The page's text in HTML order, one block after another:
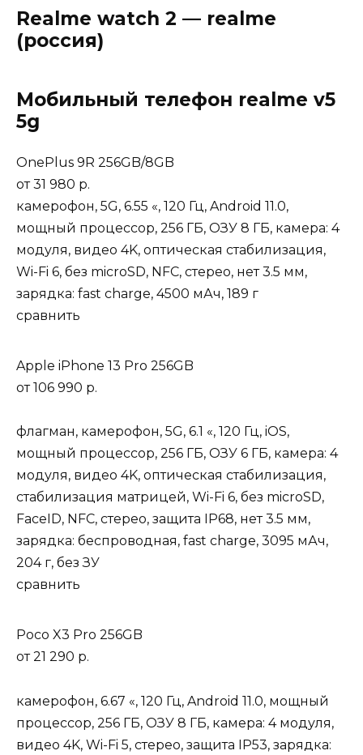
Realme watch 2 — realme
(россия)
Мобильный телефон realme v5
5g
OnePlus 9R 256GB/8GB
от31 980 р.
камерофон, 5G, 6.55 «, 120 Гц, Android 11.0,
мощный процессор, 256 ГБ, ОЗУ 8 ГБ, камера: 4
модуля, видео 4K, оптическая стабилизация,
Wi-Fi 6, без microSD, NFC, стерео, нет 3.5 мм,
зарядка: fast charge, 4500 мАч, 189 г
сравнить
Apple iPhone 13 Pro 256GB
от106 990 р.
флагман, камерофон, 5G, 6.1 «, 120 Гц, iOS,
мощный процессор, 256 ГБ, ОЗУ 6 ГБ, камера: 4
модуля, видео 4K, оптическая стабилизация,
стабилизация матрицей, Wi-Fi 6, без microSD,
FaceID, NFC, стерео, защита IP68, нет 3.5 мм,
зарядка: беспроводная, fast charge, 3095 мАч,
204 г, без ЗУ
сравнить
Poco X3 Pro 256GB
от21 290 р.
камерофон, 6.67 «, 120 Гц, Android 11.0, мощный
процессор, 256 ГБ, ОЗУ 8 ГБ, камера: 4 модуля,
видео 4K, Wi-Fi 5, стерео, защита IP53, зарядка: